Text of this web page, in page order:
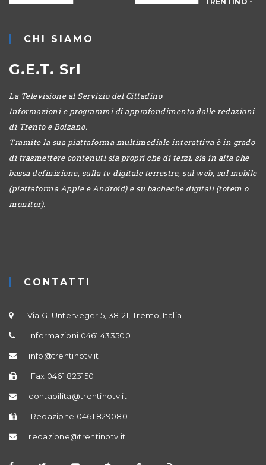
CHI SIAMO
G.E.T. Srl
La Televisione al Servizio del Cittadino
Informazioni e programmi di approfondimento dalle redazioni
di Trento e Bolzano.
Tramite la sua piattaforma multimediale interattiva è in grado
di trasmettere contenuti sia propri che di terzi, sia in alta che
bassa definizione, sulla tv digitale terrestre, sul web, sul mobile
(piattaforma Apple e Android) e su bacheche digitali (totem o
monitor).
CONTATTI
Via G. Unterveger 5, 38121, Trento, Italia
Informazioni 0461 433500
info@trentinotv.it
Fax 0461 823150
contabilita@trentinotv.it
Redazione 0461 829080
redazione@trentinotv.it